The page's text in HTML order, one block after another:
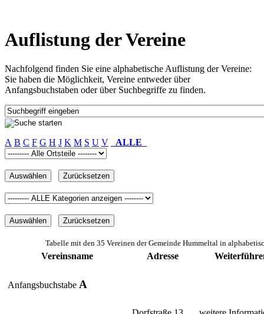
Auflistung der Vereine
Nachfolgend finden Sie eine alphabetische Auflistung der Vereine:
Sie haben die Möglichkeit, Vereine entweder über
Anfangsbuchstaben oder über Suchbegriffe zu finden.
A B C F G H J K M S U V ALLE
Tabelle mit den 35 Vereinen der Gemeinde Hummeltal in
Vereinsname Adresse
Anfangsbuchstabe A